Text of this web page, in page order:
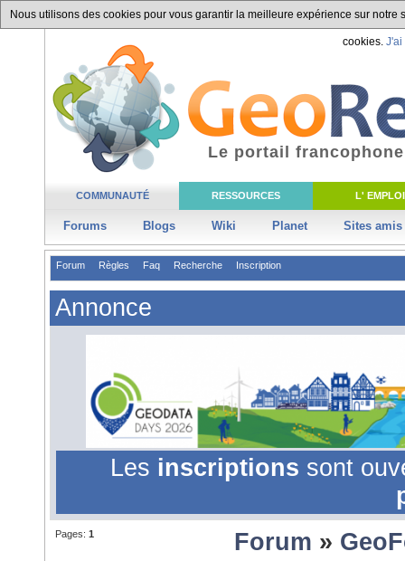
Nous utilisons des cookies pour vous garantir la meilleure expérience sur
cookies. J'ai
COMMUNAUTÉ RESSOURCES L' EMPLOI
Forums Blogs Wiki Planet Sites amis
Le portail
Forum Règles Faq Recherche Inscription
Annonce
Les inscriptions sont
Pages: 1 Forum »